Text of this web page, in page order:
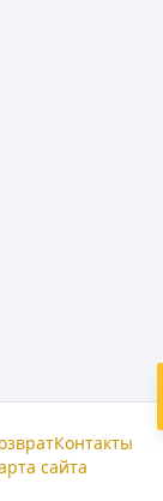
Контакты
сайта